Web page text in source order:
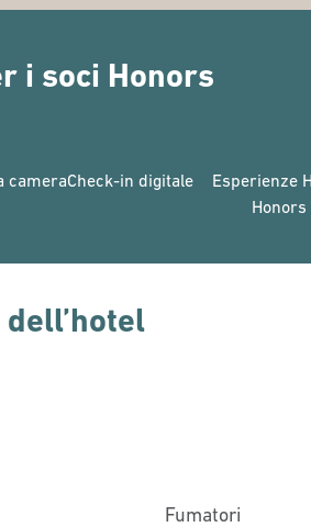
i soci Honors
cameraCheck-in digitale
Esperienze
Honors
Fumatori